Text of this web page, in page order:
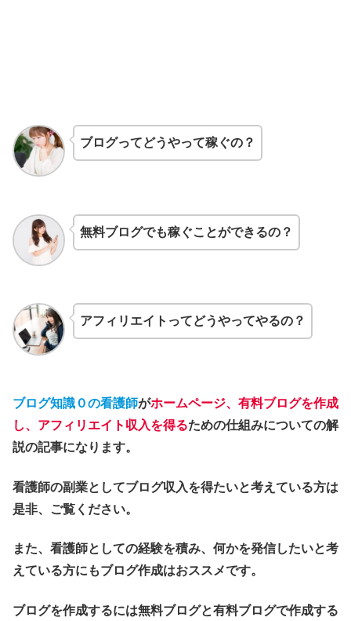
ブログってどうやって稼ぐの？
無料ブログでも稼ぐことができるの？
アフィリエイトってどうやってやるの？
ブログ知識０の看護師がホームページ、有料ブログを作成
し、アフィリエイト収入を得るための仕組みについての解
説の記事になります。
看護師の副業としてブログ収入を得たいと考えている方は
是非、ご覧ください。
また、看護師としての経験を積み、何かを発信したいと考
えている方にもブログ作成はおススメです。
ブログを作成するには無料ブログと有料ブログで作成する